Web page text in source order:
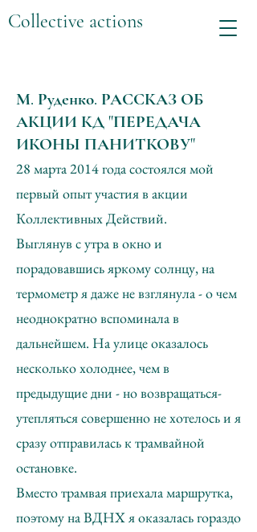
Collective actions
М. Руденко. РАССКАЗ ОБ
АКЦИИ КД "ПЕРЕДАЧА
ИКОНЫ ПАНИТКОВУ"
28 марта 2014 года состоялся мой
первый опыт участия в акции
Коллективных Действий.
Выглянув с утра в окно и
порадовавшись яркому солнцу, на
термометр я даже не взглянула - о чем
неоднократно вспоминала в
дальнейшем. На улице оказалось
несколько холоднее, чем в
предыдущие дни - но возвращаться-
утепляться совершенно не хотелось и я
сразу отправилась к трамвайной
остановке.
Вместо трамвая приехала маршрутка,
поэтому на ВДНХ я оказалась гораздо